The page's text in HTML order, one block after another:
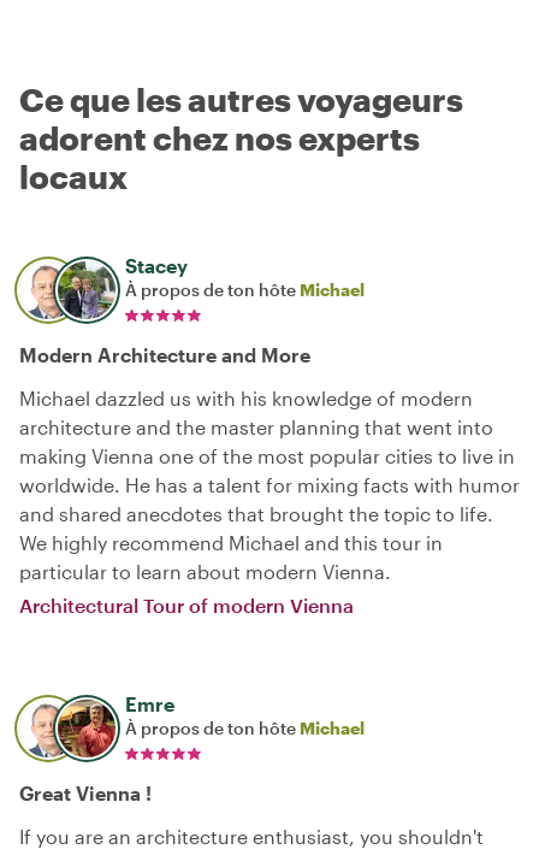
Ce que les autres voyageurs
adorent chez nos experts
locaux
Stacey
À propos de ton hôte Michael
Modern Architecture and More
Michael dazzled us with his knowledge of modern
architecture and the master planning that went into
making Vienna one of the most popular cities to live in
worldwide. He has a talent for mixing facts with humor
and shared anecdotes that brought the topic to life.
We highly recommend Michael and this tour in
particular to learn about modern Vienna.
Architectural Tour of modern Vienna
Emre
À propos de ton hôte Michael
Great Vienna !
If you are an architecture enthusiast, you shouldn't